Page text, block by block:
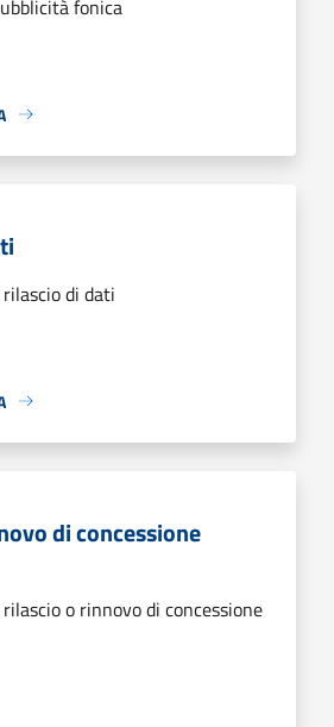
fonica
di dati
di concessione
o rinnovo di concessione